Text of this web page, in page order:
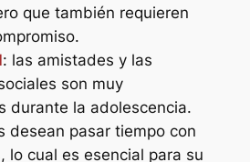
que también requieren
: las amistades y las
son muy
durante la adolescencia.
desean pasar tiempo con
lo cual es esencial para su